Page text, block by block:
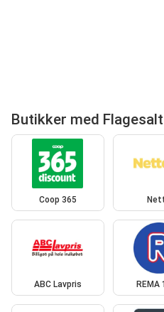
Butikker med
Coop 365
ABC Lavpris REMA